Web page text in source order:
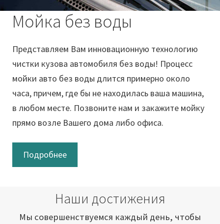
Мойка без воды
Представляем Вам инновационную технологию
чистки кузова автомобиля без воды! Процесс
мойки авто без воды длится примерно около
часа, причем, где бы не находилась ваша машина,
в любом месте. Позвоните нам и закажите мойку
прямо возле Вашего дома либо офиса.
Подробнее
Наши достижения
Мы совершенствуемся каждый день, чтобы